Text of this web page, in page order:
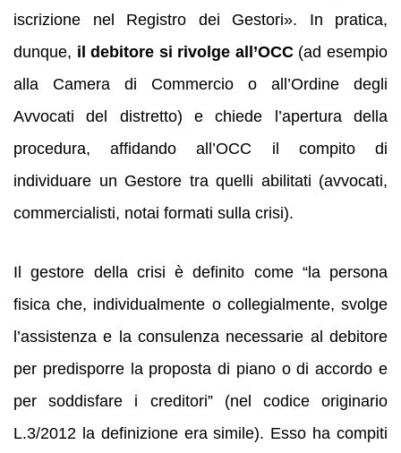
iscrizione nel Registro dei Gestori». In pratica,
dunque, il debitore si rivolge all’OCC(ad esempio
alla Camera di Commercio o all’Ordine degli
Avvocati del distretto) e chiede l’apertura della
procedura, affidando all’OCC il compito di
individuare un Gestore tra quelli abilitati (avvocati,
commercialisti, notai formati sulla crisi).
Il gestore della crisi è definito come “la persona
fisica che, individualmente o collegialmente, svolge
l’assistenza e la consulenza necessarie al debitore
per predisporre la proposta di piano o di accordo e
per soddisfare i creditori” (nel codice originario
L.3/2012 la definizione era simile). Esso ha compiti